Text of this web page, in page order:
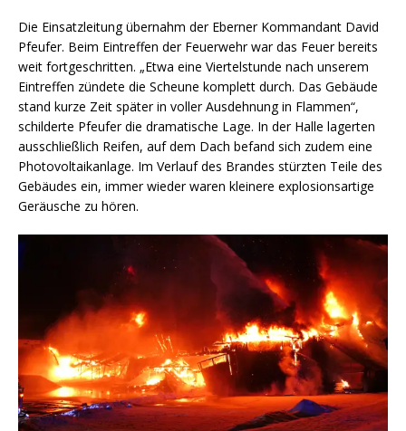
Die Einsatzleitung übernahm der Eberner Kommandant David
Pfeufer. Beim Eintreffen der Feuerwehr war das Feuer bereits
weit fortgeschritten. „Etwa eine Viertelstunde nach unserem
Eintreffen zündete die Scheune komplett durch. Das Gebäude
stand kurze Zeit später in voller Ausdehnung in Flammen“,
schilderte Pfeufer die dramatische Lage. In der Halle lagerten
ausschließlich Reifen, auf dem Dach befand sich zudem eine
Photovoltaikanlage. Im Verlauf des Brandes stürzten Teile des
Gebäudes ein, immer wieder waren kleinere explosionsartige
Geräusche zu hören.